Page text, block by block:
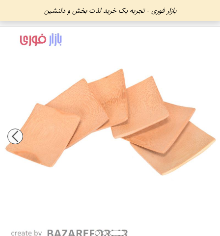
بازار فوری - تجربه یک خرید لذت بخش و دلنشین